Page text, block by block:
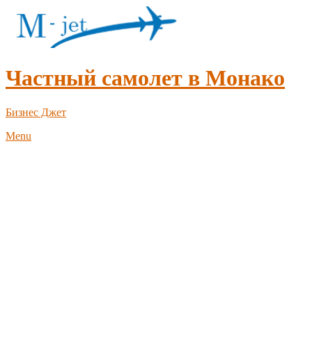
Частный самолет в Монако
Бизнес Джет
Menu